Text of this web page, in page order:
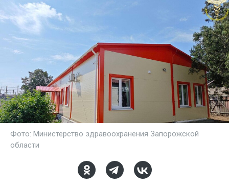
Фото: Министерство здравоохранения Запорожской
области